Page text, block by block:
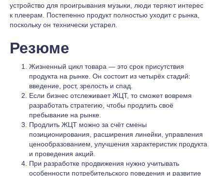
устройство для проигрывания музыки, люди теряют интерес
к плеерам. Постепенно продукт полностью уходит с рынка,
поскольку он технически устарел.
Резюме
Жизненный цикл товара — это срок присутствия
продукта на рынке. Он состоит из четырёх стадий:
введение, рост, зрелость и спад.
Если бизнес отслеживает ЖЦТ, то сможет вовремя
разработать стратегию, чтобы продлить своё
пребывание на рынке.
Продлить ЖЦТ можно за счёт смены
позиционирования, расширения линейки, управления
ценообразованием, улучшения характеристик продукта
и проведения акций.
При разработке продвижения нужно учитывать
особенности потребительского поведения и развитие